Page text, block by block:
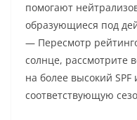
помогают
образующиеся под
— Пересмотр
солнце, рассмотрите
на более высокий
соответствующую